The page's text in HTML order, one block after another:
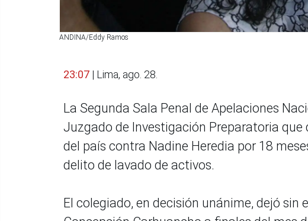
ANDINA/Eddy Ramos
23:07 | Lima, ago. 28.
La Segunda Sala Penal de Apelaciones
Juzgado de Investigación Preparatoria
del país contra Nadine Heredia por 18
delito de lavado de activos.
El colegiado, en decisión unánime, dejó sin